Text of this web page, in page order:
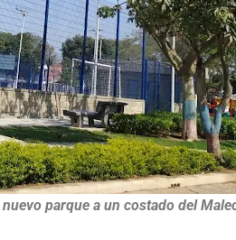
parque a un costado del